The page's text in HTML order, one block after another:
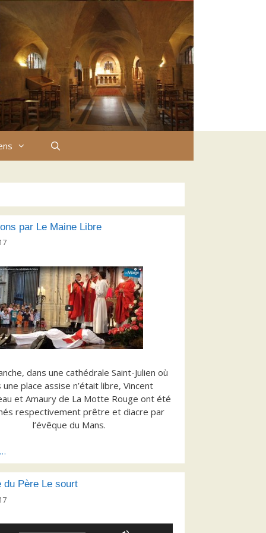
par Le Maine Libre
dans une cathédrale Saint-Julien où
une place assise n’était libre, Vincent
et Amaury de La Motte Rouge ont été
respectivement prêtre et diacre par
l’évêque du Mans.
du Père Le sourt